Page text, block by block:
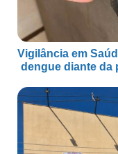
Vigilância em
dengue diante da